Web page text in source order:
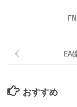
おすすめ